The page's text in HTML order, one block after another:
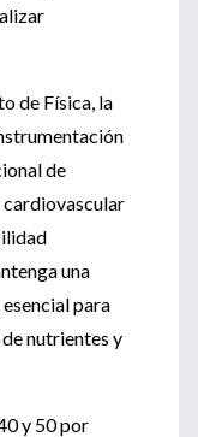
de Física, la
de
una
para
nutrientes y
y 50 por